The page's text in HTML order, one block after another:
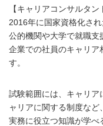
【キャリアコンサルタン
2016年に国家資格化さ
公的機関や大学で就職支
企業での社員のキャリア
す。
試験範囲には、キャリア
ャリアに関する制度など、
実務に役立つ知識が学べ